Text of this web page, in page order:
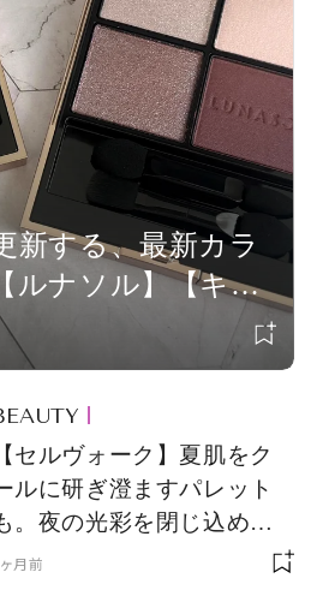
バーシッププログラム
利な機能と特典を無料で楽し
・新規会員登録
新する、最新カラ
ルナソル】【キャ
ジコ】
【セルヴォーク】夏肌をク
ルに研ぎ澄ますパレット
。夜の光彩を閉じ込めた
定コレクション
月前